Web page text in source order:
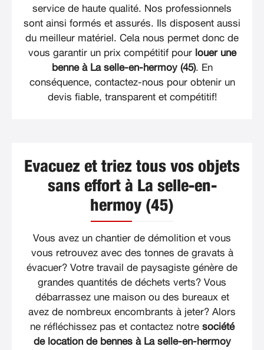
service de haute qualité. Nos professionnels
sont ainsi formés et assurés. Ils disposent aussi
du meilleur matériel. Cela nous permet donc de
vous garantir un prix compétitif pour louer une
benne à La selle-en-hermoy (45). En
conséquence, contactez-nous pour obtenir un
devis fiable, transparent et compétitif!
Evacuez et triez tous vos objets
sans effort à La selle-en-
hermoy (45)
Vous avez un chantier de démolition et vous
vous retrouvez avec des tonnes de gravats à
évacuer? Votre travail de paysagiste génère de
grandes quantités de déchets verts? Vous
débarrassez une maison ou des bureaux et
avez de nombreux encombrants à jeter? Alors
ne réfléchissez pas et contactez notre société
de location de bennes à La selle-en-hermoy